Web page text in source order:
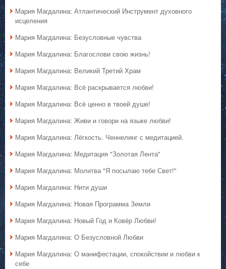
Мария Магдалина: Атлантический Инструмент духовного
исцеления
Мария Магдалина: Безусловные чувства
Мария Магдалина: Благослови свою жизнь!
Мария Магдалина: Великий Третий Храм
Мария Магдалина: Всё раскрывается любви!
Мария Магдалина: Всё ценно в твоей душе!
Мария Магдалина: Живи и говори на языке любви!
Мария Магдалина: Лёгкость. Ченнелинг с медитацией.
Мария Магдалина: Медитация "Золотая Лента"
Мария Магдалина: Молитва "Я посылаю тебе Свет!"
Мария Магдалина: Нити души
Мария Магдалина: Новая Программа Земли
Мария Магдалина: Новый Год и Ковёр Любви!
Мария Магдалина: О Безусловной Любви
Мария Магдалина: О манифестации, спокойствии и любви к
себе